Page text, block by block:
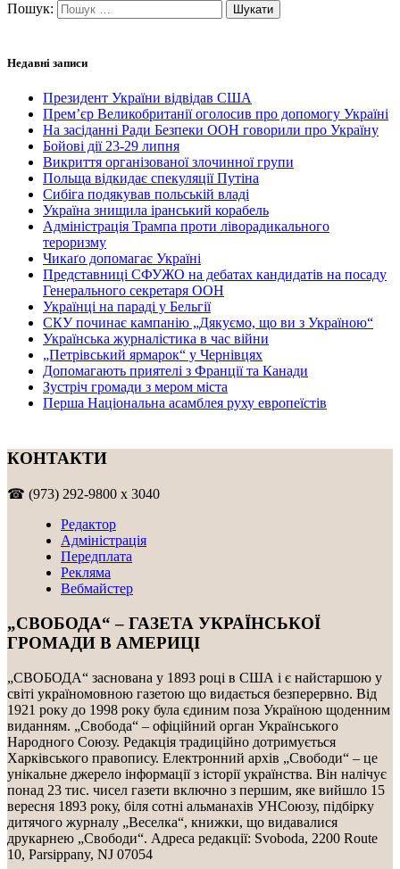
Пошук:
Недавні записи
Президент України відвідав США
Прем’єр Великобританії оголосив про допомогу Україні
На засіданні Ради Безпеки ООН говорили про Україну
Бойові дії 23-29 липня
Викриття організованої злочинної групи
Польща відкидає спекуляції Путіна
Сибіга подякував польській владі
Україна знищила іранський корабель
Адміністрація Трампа проти ліворадикального
тероризму
Чикаґо допомагає Україні
Представниці СФУЖО на дебатах кандидатів на посаду
Генерального секретаря ООН
Українці на параді у Бельгії
СКУ починає кампанію „Дякуємо, що ви з Україною“
Українська журналістика в час війни
„Петрівський ярмарок“ у Чернівцях
Допомагають приятелі з Франції та Канади
Зустріч громади з мером міста
Перша Національна асамблея руху европеїстів
КОНТАКТИ
☎ (973) 292-9800 x 3040
Редактор
Адміністрація
Передплата
Рекляма
Вебмайстер
„СВОБОДА“ – ГАЗЕТА УКРАЇНСЬКОЇ
ГРОМАДИ В АМЕРИЦІ
„СВОБОДА“ заснована у 1893 році в США і є найстаршою у
світі україномовною газетою що видається безперервно. Від
1921 року до 1998 року була єдиним поза Україною щоденним
виданням. „Свобода“ – офіційний орган Українського
Народного Союзу. Редакція традиційно дотримується
Харківського правопису. Електронний архів „Свободи“ – це
унікальне джерело інформації з історії українства. Він налічує
понад 23 тис. чисел газети включно з першим, яке вийшло 15
вересня 1893 року, біля сотні альманахів УНСоюзу, підбірку
дитячого журналу „Веселка“, книжки, що видавалися
друкарнею „Свободи“. Адреса редакції: Svoboda, 2200 Route
10, Parsippany, NJ 07054